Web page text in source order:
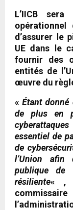
L’IICB
d’assurer le
UE dans le
fournir des
entités de
œuvre du
«Étant donné
de plus en
essentiel de
de
l’Union afin
publique de
résiliente« ,